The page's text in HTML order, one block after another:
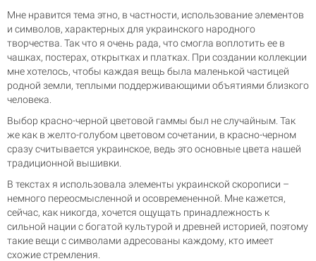
Мне нравится тема этно, в частности, использование элементов
и символов, характерных для украинского народного
творчества. Так что я очень рада, что смогла воплотить ее в
чашках, постерах, открытках и платках. При создании коллекции
мне хотелось, чтобы каждая вещь была маленькой частицей
родной земли, теплыми поддерживающими объятиями близкого
человека.
Выбор красно-черной цветовой гаммы был не случайным. Так
же как в желто-голубом цветовом сочетании, в красно-черном
сразу считывается украинское, ведь это основные цвета нашей
традиционной вышивки.
В текстах я использовала элементы украинской скорописи –
немного переосмысленной и осовремененной. Мне кажется,
сейчас, как никогда, хочется ощущать принадлежность к
сильной нации с богатой культурой и древней историей, поэтому
такие вещи с символами адресованы каждому, кто имеет
схожие стремления.